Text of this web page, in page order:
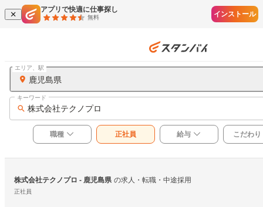
アプリで快適に仕事探し
無料 インストール
鹿児島県
エリア、駅
株式会社テクノプロ
キーワード
職種 正社員 給与 こだわり
株式会社テクノプロ - 鹿児島県 の求人・転職・中途採用
正社員